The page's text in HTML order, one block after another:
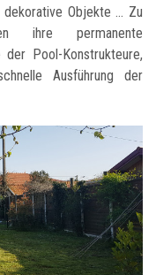
Objekte ... Zu
ihre permanente
der Pool-Konstrukteure,
Ausführung der